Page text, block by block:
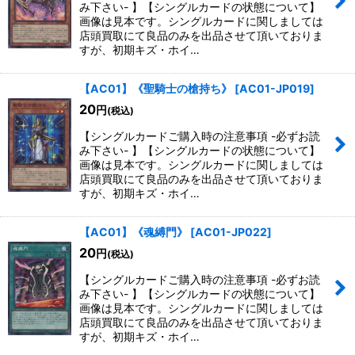
み下さい- 】【シングルカードの状態について】
画像は見本です。シングルカードに関しましては
店頭買取にて良品のみを出品させて頂いておりま
すが、初期キズ・ホイ…
【AC01】《聖騎士の槍持ち》 [AC01-JP019]
20円 (税込)
【シングルカードご購入時の注意事項 -必ずお読
み下さい- 】【シングルカードの状態について】
画像は見本です。シングルカードに関しましては
店頭買取にて良品のみを出品させて頂いておりま
すが、初期キズ・ホイ…
【AC01】《魂縛門》 [AC01-JP022]
20円 (税込)
【シングルカードご購入時の注意事項 -必ずお読
み下さい- 】【シングルカードの状態について】
画像は見本です。シングルカードに関しましては
店頭買取にて良品のみを出品させて頂いておりま
すが、初期キズ・ホイ…